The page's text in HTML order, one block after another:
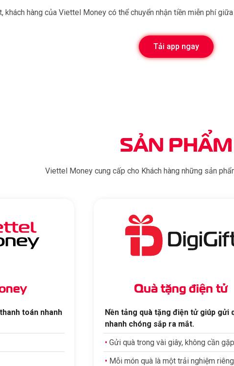
khách hàng của Viettel Money có thể chuyển nhận tiền miễn phí
Tải app ngay
SẢN PHẨM
Viettel Money cung cấp cho Khách hàng những sản
toán nhanh
Quà tặng điện tử
Nền tảng quà tặng điện tử giúp gửi
nhanh chóng sắp ra mắt.
• Gửi quà trong vài giây, không cần
• Mỗi món quà là một trải nghiệm riêng